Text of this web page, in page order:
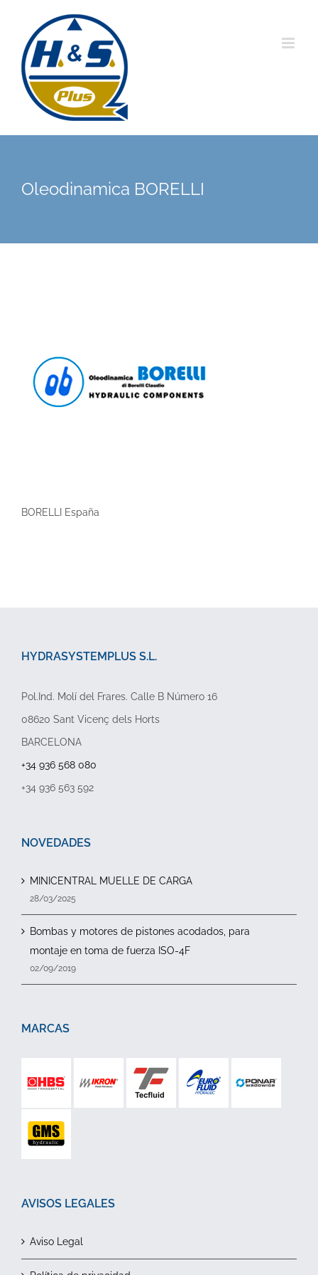
contenido
Oleodinamica BORELLI
BORELLI España
HYDRASYSTEMPLUS S.L.
Pol.Ind. Molí del Frares. Calle B Número 16
08620 Sant Vicenç dels Horts
BARCELONA
+34 936 568 080
+34 936 563 592
NOVEDADES
MINICENTRAL MUELLE DE CARGA
28/03/2025
Bombas y motores de pistones acodados, para
montaje en toma de fuerza ISO-4F
02/09/2019
MARCAS
AVISOS LEGALES
Aviso Legal